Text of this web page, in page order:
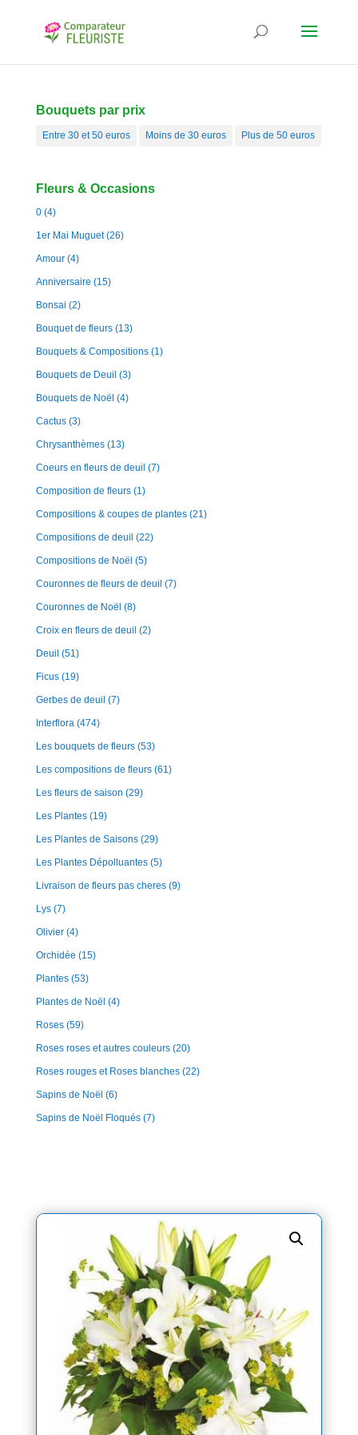
Bouquets par prix
Entre 30 et 50 euros Moins de 30 euros Plus de 50 euros
Fleurs & Occasions
0 (4)
1er Mai Muguet (26)
Amour (4)
Anniversaire (15)
Bonsai (2)
Bouquet de fleurs (13)
Bouquets & Compositions (1)
Bouquets de Deuil (3)
Bouquets de Noël (4)
Cactus (3)
Chrysanthèmes (13)
Coeurs en fleurs de deuil (7)
Composition de fleurs (1)
Compositions & coupes de plantes (21)
Compositions de deuil (22)
Compositions de Noël (5)
Couronnes de fleurs de deuil (7)
Couronnes de Noël (8)
Croix en fleurs de deuil (2)
Deuil (51)
Ficus (19)
Gerbes de deuil (7)
Interflora (474)
Les bouquets de fleurs (53)
Les compositions de fleurs (61)
Les fleurs de saison (29)
Les Plantes (19)
Les Plantes de Saisons (29)
Les Plantes Dépolluantes (5)
Livraison de fleurs pas cheres (9)
Lys (7)
Olivier (4)
Orchidée (15)
Plantes (53)
Plantes de Noël (4)
Roses (59)
Roses roses et autres couleurs (20)
Roses rouges et Roses blanches (22)
Sapins de Noël (6)
Sapins de Noël Floqués (7)